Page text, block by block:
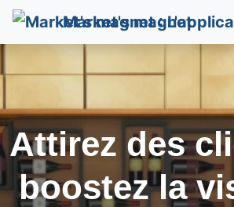
Market's magnet
Attirez des
boostez la